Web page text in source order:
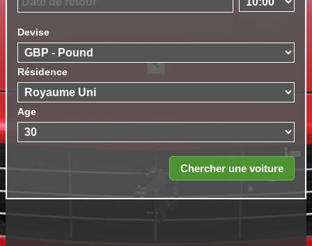
Devise
Résidence
Age